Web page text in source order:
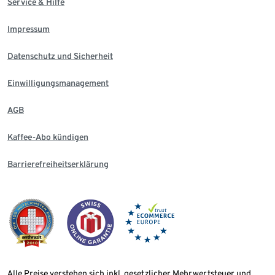
Impressum
Datenschutz und Sicherheit
Einwilligungsmanagement
AGB
Kaffee-Abo kündigen
Barrierefreiheitserklärung
Alle Preise verstehen sich inkl. gesetzlicher Mehrwertsteuer und